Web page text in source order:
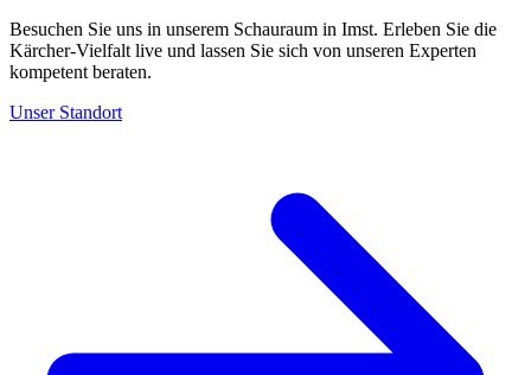
Besuchen Sie uns in unserem Schauraum in Imst. Erleben Sie die
Kärcher-Vielfalt live und lassen Sie sich von unseren Experten
kompetent beraten.
Unser Standort